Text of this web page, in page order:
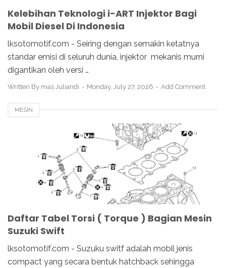
Kelebihan Teknologi i-ART Injektor Bagi
Mobil Diesel Di Indonesia
lksotomotif.com - Seiring dengan semakin ketatnya
standar emisi di seluruh dunia, injektor mekanis murni
digantikan oleh versi …
Written By mas Juliandi Monday, July 27, 2026 Add Comment
MESIN
Daftar Tabel Torsi ( Torque ) Bagian Mesin
Suzuki Swift
lksotomotif.com - Suzuku switf adalah mobil jenis
compact yang secara bentuk hatchback sehingga